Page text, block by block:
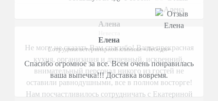
Алена
Не могу не сказать Вам спасибо! Ваша прекрасная
кухня, организация и душевный, искренний,
внимательный персонал никого из гостей не
оставили равнодушными, все в полном восторге!
Нам посчастливилось сотрудничать с Екатериной